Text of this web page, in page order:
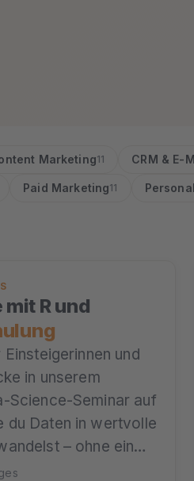
Marketing11 CRM & E-
Paid Marketing11
R und
und
in unserem
Science-Seminar auf
du Daten in wertvolle
– ohne ein…